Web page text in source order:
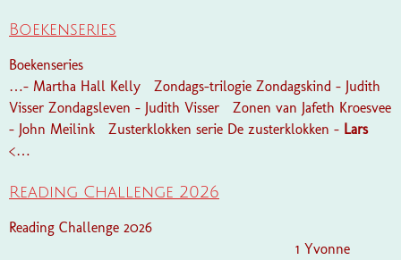
Boekenseries
Boekenseries
…- Martha Hall Kelly Zondags-trilogie Zondagskind - Judith
Visser Zondagsleven - Judith Visser Zonen van Jafeth Kroesvee
- John Meilink Zusterklokken serie De zusterklokken - Lars
<…
Reading Challenge 2026
Reading Challenge 2026
1 Yvonne